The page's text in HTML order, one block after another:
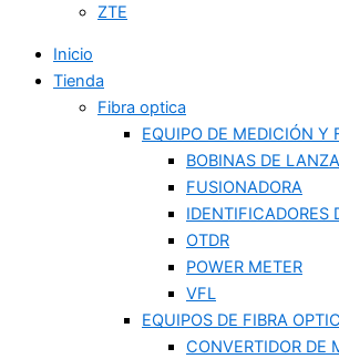
ZTE
Inicio
Tienda
Fibra optica
EQUIPO DE MEDICIÓN Y
BOBINAS DE
FUSIONADORA
IDENTIFICADORES
OTDR
POWER METER
VFL
EQUIPOS DE FIBRA
CONVERTIDOR DE